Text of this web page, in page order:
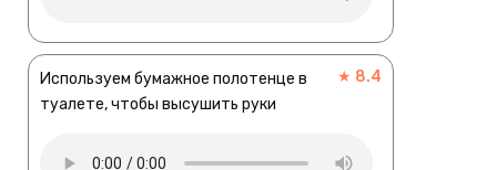
Используем бумажное полотенце в
туалете, чтобы высушить руки
★ 8.4